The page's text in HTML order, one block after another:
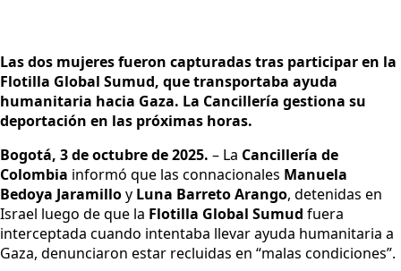
Las dos mujeres fueron capturadas tras participar en la
Flotilla Global Sumud, que transportaba ayuda
humanitaria hacia Gaza. La Cancillería gestiona su
deportación en las próximas horas.
Bogotá, 3 de octubre de 2025. – La Cancillería de
Colombia informó que las connacionales Manuela
Bedoya Jaramilloy Luna Barreto Arango, detenidas en
Israel luego de que la Flotilla Global Sumud fuera
interceptada cuando intentaba llevar ayuda humanitaria a
Gaza, denunciaron estar recluidas en “malas condiciones”.